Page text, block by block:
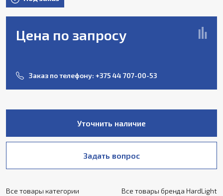
Цена по запросу
Заказ по телефону: +375 44 707-00-53
Уточнить наличие
Задать вопрос
Все товары категории Все товары бренда HardLight